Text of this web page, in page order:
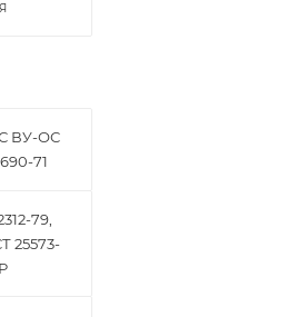
ВУ-ОС
71
79,
25573-